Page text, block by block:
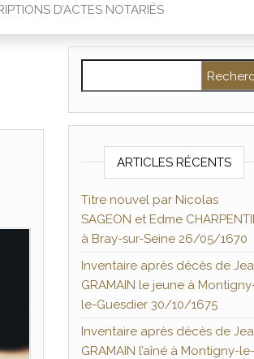
D’ACTES NOTARIÉS
ARTICLES RÉCENTS
Titre nouvel par Nicolas
SAGEON et Edme
à Bray-sur-Seine 26/05/1670
Inventaire après décès de
GRAMAIN le jeune à
le-Guesdier 30/10/1675
Inventaire après décès de
GRAMAIN l’aîné à Montigny-le-